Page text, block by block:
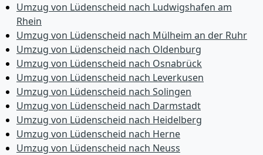
Umzug von Lüdenscheid nach Ludwigshafen am
Rhein
Umzug von Lüdenscheid nach Mülheim an der Ruhr
Umzug von Lüdenscheid nach Oldenburg
Umzug von Lüdenscheid nach Osnabrück
Umzug von Lüdenscheid nach Leverkusen
Umzug von Lüdenscheid nach Solingen
Umzug von Lüdenscheid nach Darmstadt
Umzug von Lüdenscheid nach Heidelberg
Umzug von Lüdenscheid nach Herne
Umzug von Lüdenscheid nach Neuss